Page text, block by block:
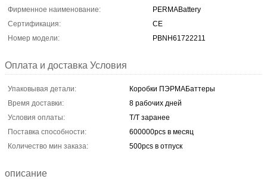
Фирменное наименование:
PERMABattery
Сертификация:
CE
Номер модели:
PBNH61722211
Оплата и доставка Условия
Упаковывая детали:
Коробки ПЭРМАБаттеры
Время доставки:
8 рабочих дней
Условия оплаты:
T/T заранее
Поставка способности:
600000pcs в месяц
Количество мин заказа:
500pcs в отпуск
описание